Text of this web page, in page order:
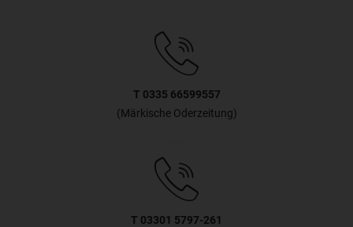
T 0335 66599557
(Märkische Oderzeitung)
T 03301 5797-261